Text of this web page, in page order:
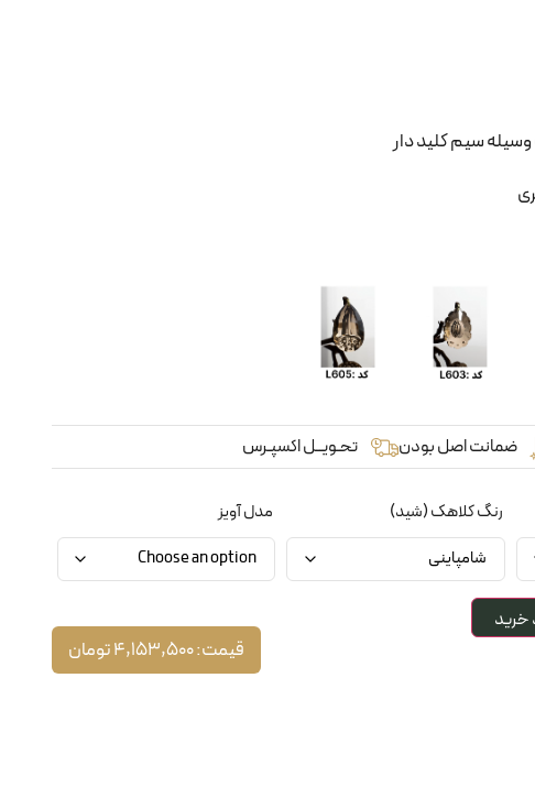
سیم کلید دار
ضمانت اصل بودن تحـویــل اکسپـرس
رنگ کلاهک (شید) مدل آویز
خرید
قیمت:4,153,500تومان